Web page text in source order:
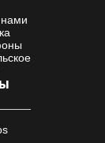
нами